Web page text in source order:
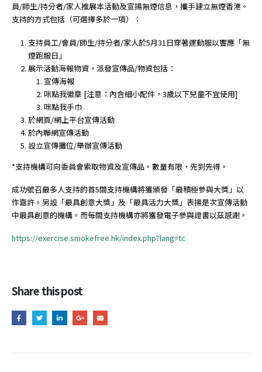
員/師生/持分者/家人推展本活動及宣揚無煙信息，攜手建立無煙香港。
支持的方式包括（可選擇多於一項）：
支持員工/會員/師生/持分者/家人於5月31日穿著運動服以響應「無
煙跑服日」
展示活動海報物資，派發宣傳品/物資包括：
宣傳海報
咪點我徽章 [注意：內含細小配件，3歲以下兒童不宜使用]
咪點我手巾
於網頁/網上平台宣傳活動
於內聯網宣傳活動
設立宣傳攤位/舉辦宣傳活動
*支持機構可向委員會索取物資及宣傳品。數量有限，先到先得。
成功號召最多人支持的首5間支持機構將獲頒發「最積極參與大獎」以
作嘉許。另設「最具創意大獎」及「最具活力大獎」表揚是次宣傳活動
中最具創意的機構。而每間支持機構亦將獲發電子參與證書以茲感謝。
https://exercise.smokefree.hk/index.php?lang=tc
Share this post